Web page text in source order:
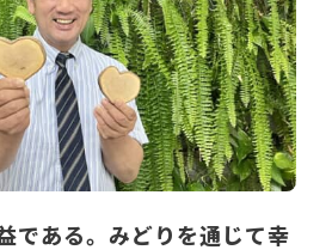
である。みどりを通じて幸